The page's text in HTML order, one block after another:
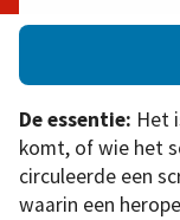
De essentie: Het
komt, of wie het
circuleerde een
waarin een